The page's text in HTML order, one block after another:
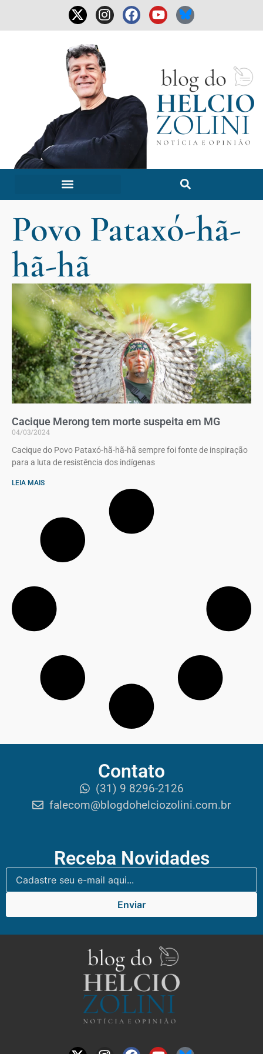
Povo Pataxó-hã-
hã-hã
Cacique Merong tem morte suspeita em MG
04/03/2024
Cacique do Povo Pataxó-hã-hã-hã sempre foi fonte de inspiração
para a luta de resistência dos indígenas
LEIA MAIS
Contato
(31) 9 8296-2126
falecom@blogdohelciozolini.com.br
Receba Novidades
Enviar